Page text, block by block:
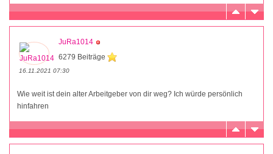
JuRa1014
6279 Beiträge
16.11.2021 07:30
Wie weit ist dein alter Arbeitgeber von dir weg? Ich würde persönlich
hinfahren